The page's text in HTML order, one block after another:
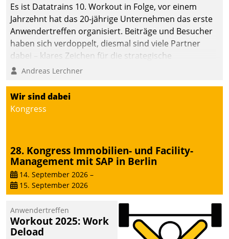
Es ist Datatrains 10. Workout in Folge, vor einem
Jahrzehnt hat das 20-jährige Unternehmen das erste
Anwendertreffen organisiert. Beiträge und Besucher
haben sich verdoppelt, diesmal sind viele Partner
dabei – klares Zeichen für die strategische
Fokussierung auf den Kunden.
Andreas Lerchner
Wir sind dabei
Kongress
28. Kongress Immobilien- und Facility-
Management mit SAP in Berlin
14. September 2026 –
15. September 2026
Anwendertreffen
Workout 2025: Work
Deload